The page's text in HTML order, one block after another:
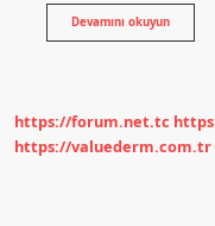
Devamını okuyunKaç
Cm
https://forum.net.tc
https://valuederm.com.tr